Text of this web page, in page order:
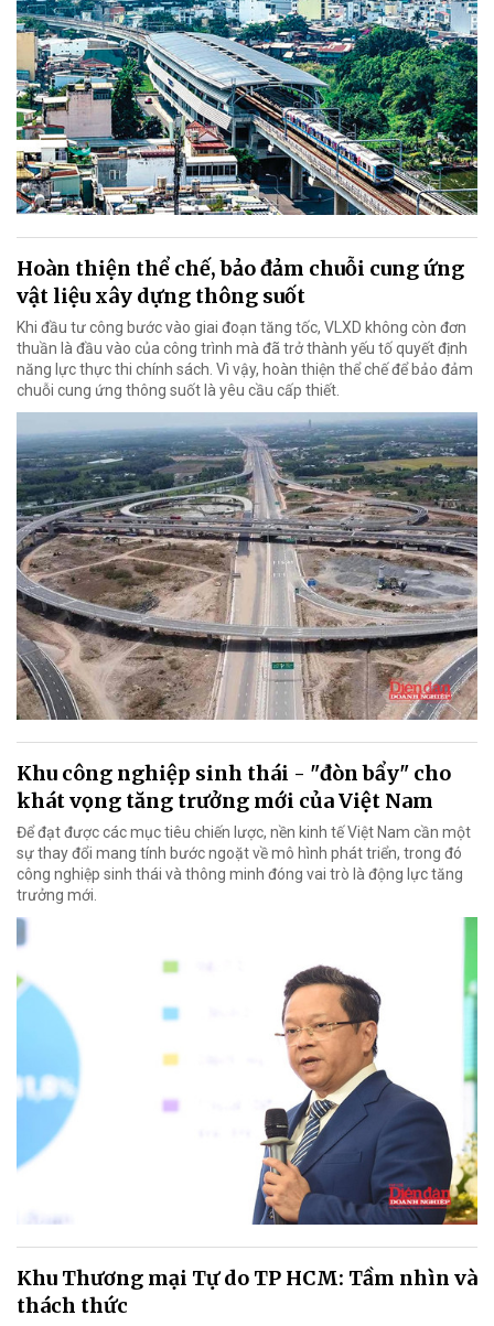
Hoàn thiện thể chế, bảo đảm chuỗi cung ứng
vật liệu xây dựng thông suốt
Khi đầu tư công bước vào giai đoạn tăng tốc, VLXD không còn đơn
thuần là đầu vào của công trình mà đã trở thành yếu tố quyết định
năng lực thực thi chính sách. Vì vậy, hoàn thiện thể chế để bảo đảm
chuỗi cung ứng thông suốt là yêu cầu cấp thiết.
Khu công nghiệp sinh thái - "đòn bẩy" cho
khát vọng tăng trưởng mới của Việt Nam
Để đạt được các mục tiêu chiến lược, nền kinh tế Việt Nam cần một
sự thay đổi mang tính bước ngoặt về mô hình phát triển, trong đó
công nghiệp sinh thái và thông minh đóng vai trò là động lực tăng
trưởng mới.
Khu Thương mại Tự do TP HCM: Tầm nhìn và
thách thức